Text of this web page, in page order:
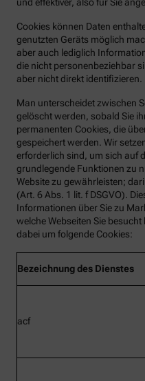
und effektiver, also für Sie
Cookies können Daten
genutzten Geräts möglich
aber auch lediglich
die nicht personenbeziehbar
aber nicht direkt identifizieren.
Man unterscheidet zwischen
gelöscht werden, sobald Sie
permanenten Cookies, die
gespeichert werden. Wir
erforderlich sind, um sich auf
grundlegende Funktionen zu
Website zu gewährleisten;
(Art. 6 Abs. 1 lit. f DSGVO).
Informationen über Sie zu
welche Webseiten Sie
dabei um folgende Cookies:
Bezeichnungdes Dienstes
acf